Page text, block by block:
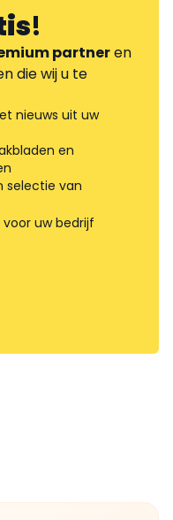
!
partneren
die wij u te
nieuws uit uw
en
selectie van
voor uw bedrijf